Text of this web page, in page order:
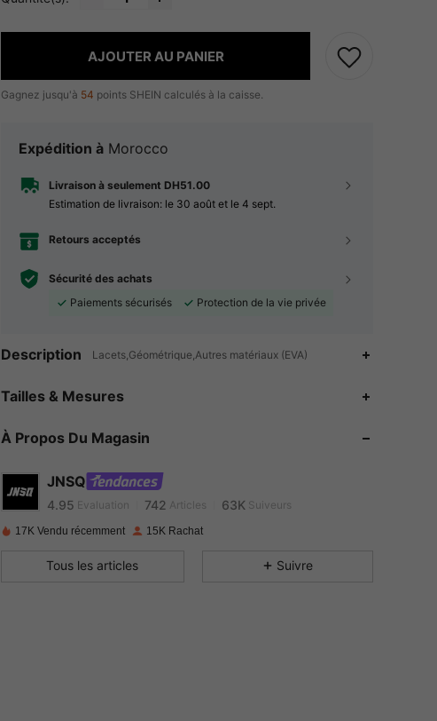
AJOUTER AU PANIER
Gagnez jusqu'à 54 points SHEIN calculés à la caisse.
Expédition à Morocco
Livraison à seulement DH51.00
Estimation de livraison: le 30 août et le 4 sept.
Retours acceptés
Sécurité des achats
Paiements sécurisés
Protection de la vie privée
Description Lacets,Géométrique,Autres matériaux (EVA)
Tailles & Mesures
À Propos Du Magasin
JNSQ
4.95 Evaluation 742 Articles 63K Suiveurs
17K Vendu récemment 15K Rachat
Tous les articles Suivre